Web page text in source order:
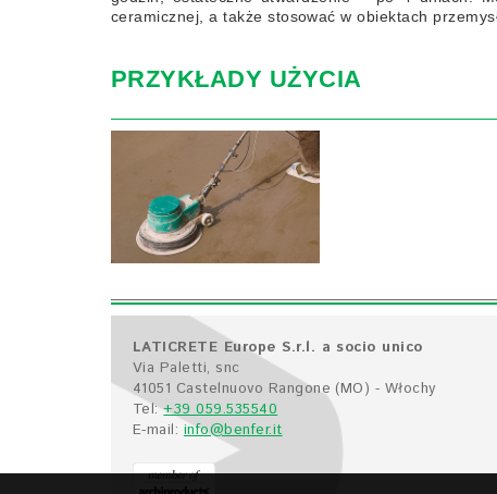
ceramicznej, a także stosować w obiektach
PRZYKŁADY UŻYCIA
LATICRETE Europe S.r.l. a socio unico
Via Paletti, snc
41051 Castelnuovo Rangone (MO) - Włochy
Tel:+39 059.535540
E-mail: info@benfer.it